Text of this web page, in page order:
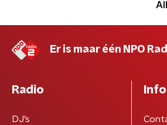
Er is maar één NPO
Radio
DJ’s
Info